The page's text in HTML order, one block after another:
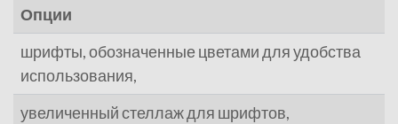
Опции
шрифты, обозначенные цветами для удобства
использования,
увеличенный стеллаж для шрифтов,